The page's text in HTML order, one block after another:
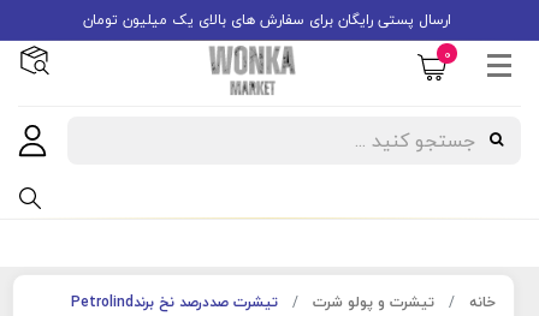
ارسال پستی رایگان برای سفارش های بالای یک میلیون تومان
0
خانه تیشرت و پولو شرت تیشرت صددرصد نخ برندPetrolind